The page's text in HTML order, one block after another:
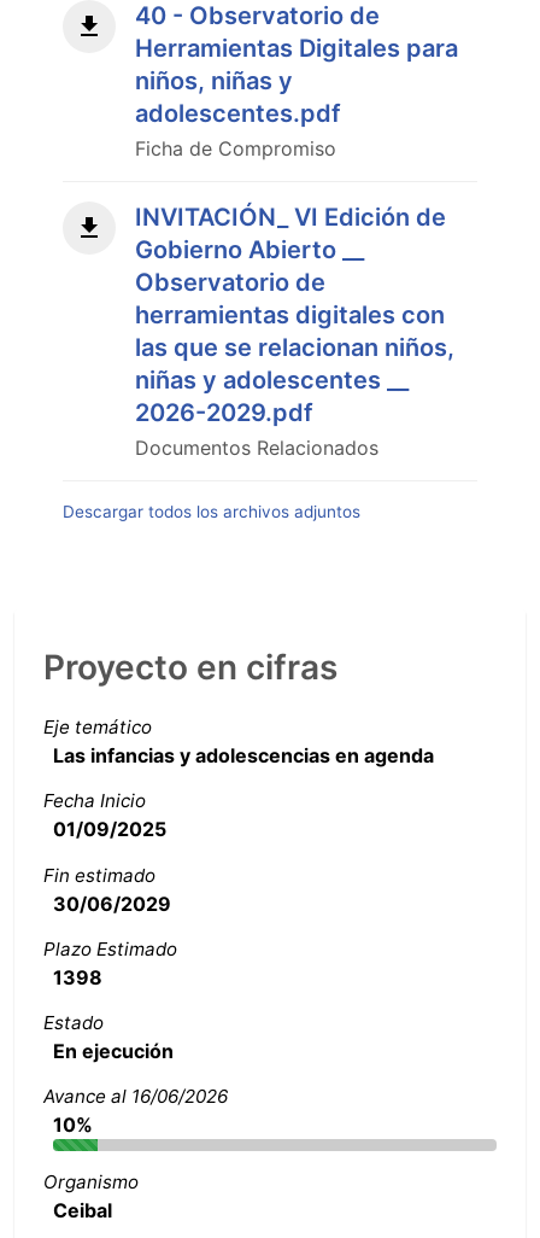
40 - Observatorio de
Herramientas Digitales para
niños, niñas y
adolescentes.pdf
Ficha de Compromiso
INVITACIÓN_ VI Edición de
Gobierno Abierto __
Observatorio de
herramientas digitales con
las que se relacionan niños,
niñas y adolescentes __
2026-2029.pdf
Documentos Relacionados
Descargar todos los archivos adjuntos
Proyecto en cifras
Eje temático
Las infancias y adolescencias en agenda
Fecha Inicio
01/09/2025
Fin estimado
30/06/2029
Plazo Estimado
1398
Estado
En ejecución
Avance al 16/06/2026
10%
Organismo
Ceibal